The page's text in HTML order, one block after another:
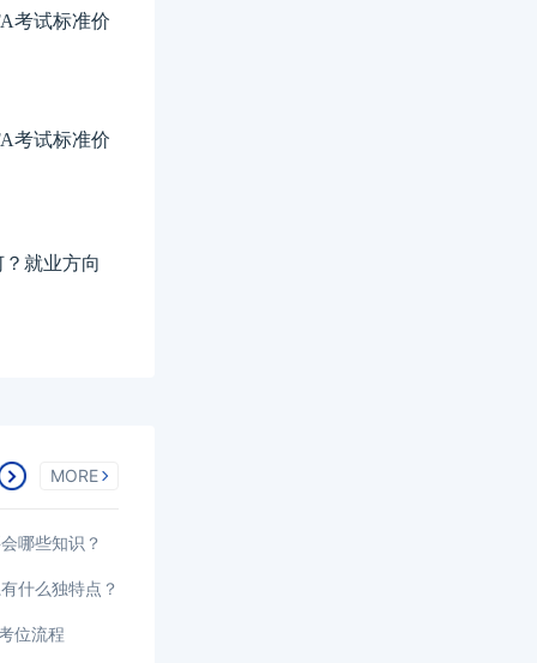
考试标准价
考试标准价
就业方向
MORE
哪些知识？
什么独特点？
位流程